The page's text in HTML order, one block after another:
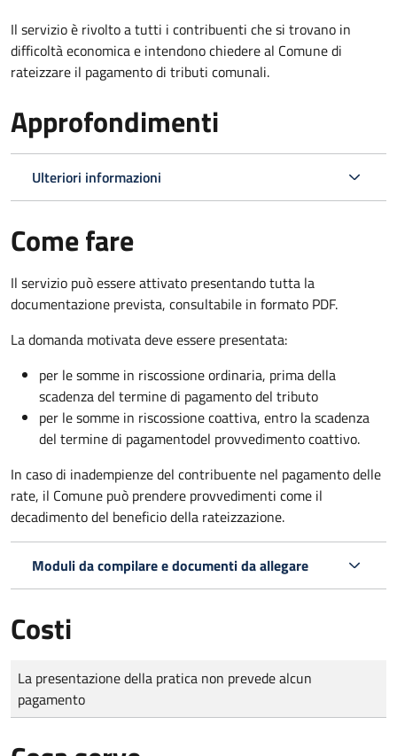
Il servizio è rivolto a tutti i contribuenti che si trovano in
difficoltà economica e intendono chiedere al Comune di
rateizzare il pagamento di tributi comunali.
Approfondimenti
Ulteriori informazioni
Come fare
Il servizio può essere attivato presentando tutta la
documentazione prevista, consultabile in formato PDF.
La domanda motivata deve essere presentata:
per le somme in riscossione ordinaria, prima della
scadenza del termine di pagamento del tributo
per le somme in riscossione coattiva, entro la scadenza
del termine di pagamentodel provvedimento coattivo.
In caso di inadempienze del contribuente nel pagamento delle
rate, il Comune può prendere provvedimenti come il
decadimentodel beneficio della rateizzazione.
Moduli da compilare e documenti da allegare
Costi
Tipo di pagamento
Importo
La presentazione della pratica non prevede alcun
pagamento